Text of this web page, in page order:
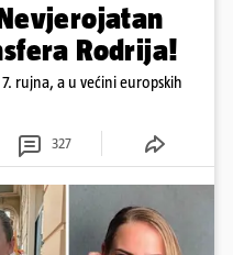
Rodrija!
rujna, a u većini europskih
327